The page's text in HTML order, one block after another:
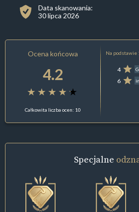
Data skanowania:
30 lipca 2026
Ocena końcowa
4.2
Całkowita liczba ocen: 10
Na podstawie
4
6
Specjalne